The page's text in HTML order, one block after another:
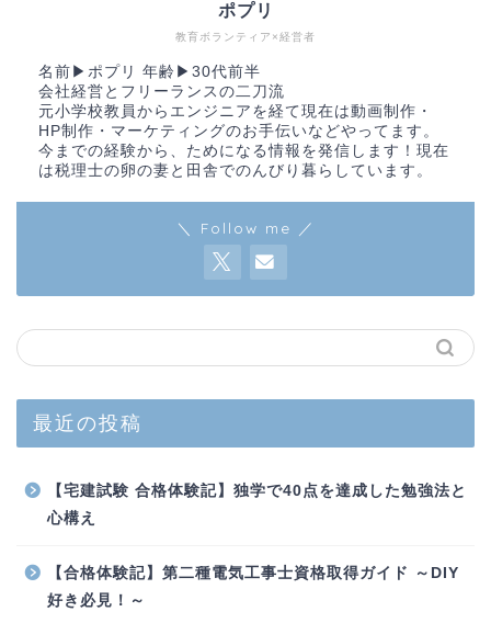
教育ボランティア×経営者
ポプリ
名前▶︎ポプリ 年齢▶︎30代前半
会社経営とフリーランスの二刀流
元小学校教員からエンジニアを経て現在は動画制作・
HP制作・マーケティングのお手伝いなどやってます。
今までの経験から、ためになる情報を発信します！現在
は税理士の卵の妻と田舎でのんびり暮らしています。
＼ Follow me ／
最近の投稿
【宅建試験 合格体験記】独学で40点を達成した勉強法と
心構え
【合格体験記】第二種電気工事士資格取得ガイド ～DIY
好き必見！～